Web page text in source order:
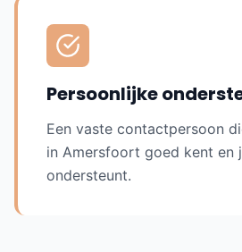
Persoonlijke
Een vaste contactpersoon
in Amersfoort goed kent en
ondersteunt.